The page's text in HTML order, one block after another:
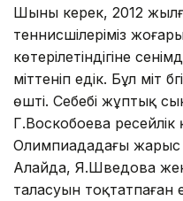
Шыны керек, 2012
теннисшілеріміз
көтерілетіндігіне
үміттеніп едік. Бұл
өшті. Себебі жұптық
Г.Воскобоева ресейлік
Олимпиададағы жарыс
Алайда, Я.Шведова
таласуын тоқтатпаған